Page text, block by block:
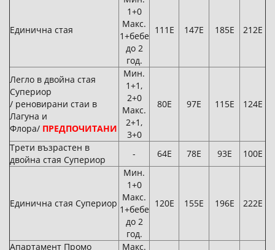
Единична стая
1+0
Макс.
1+бебе
до 2
год.
111Е 147Е 185Е 212Е
Легло в двойна стая
Супериор
/ реновирани стаи в
Лагуна и
Флора/ ПРЕДПОЧИТАНИ
Мин.
1+1,
2+0
Макс.
2+1,
3+0
80Е 97Е 115Е 124Е
Трети възрастен в
двойна стая Супериор
- 64Е 78Е 93Е 100Е
Единична стая Супериор
Мин.
1+0
Макс.
1+бебе
до 2
год.
120Е 155Е 196Е 222Е
Апартамент Промо
Макс.